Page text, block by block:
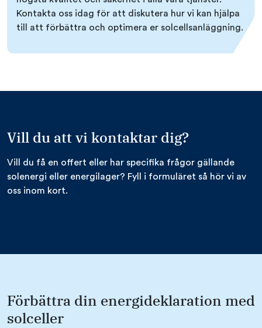
Kontakta oss idag för att diskutera hur vi kan hjälpa
till att förbättra och optimera er solcellsanläggning.
Vill du att vi kontaktar dig?
Vill du få en offert eller har specifika frågor gällande
solenergi eller energilager? Fyll i formuläret så hör vi av
oss inom kort.
Förbättra din energideklaration med
solceller